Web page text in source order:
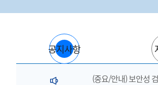
공지사항
(중요/안내) 보안성